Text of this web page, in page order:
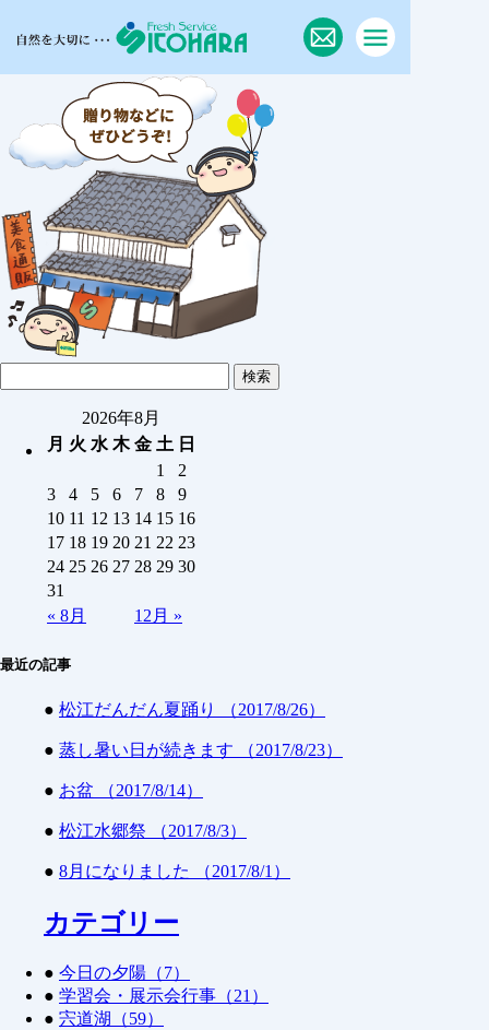
2026年8月
月 火 水 木 金 土 日
« 8月 12月 »
1
2
3
4 5 6 7 8
9
10 11 12 13 14 15 16
17 18 19 20 21 22 23
24 25 26 27 28 29 30
31
最近の記事
● 松江だんだん夏踊り （2017/8/26）
● 蒸し暑い日が続きます （2017/8/23）
● お盆 （2017/8/14）
● 松江水郷祭 （2017/8/3）
● 8月になりました （2017/8/1）
カテゴリー
● 今日の夕陽（7）
● 学習会・展示会行事（21）
● 宍道湖（59）